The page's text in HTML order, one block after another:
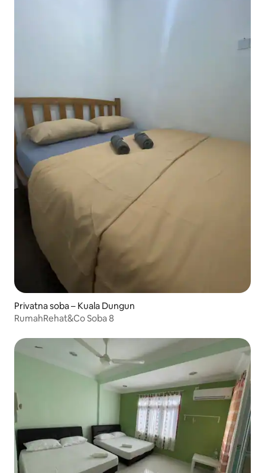
Privatna soba – Kuala Dungun
RumahRehat&Co Soba 8